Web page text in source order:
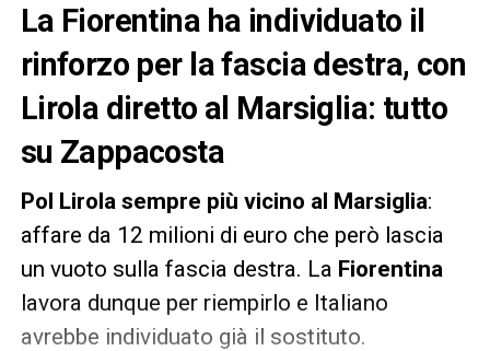
La Fiorentina ha individuato il
rinforzo per la fascia destra, con
Lirola diretto al Marsiglia: tutto
su Zappacosta
Pol Lirola sempre più vicino al Marsiglia:
affare da 12 milioni di euro che però lascia
un vuoto sulla fascia destra. La Fiorentina
lavora dunque per riempirlo e Italiano
avrebbe individuato già il sostituto.